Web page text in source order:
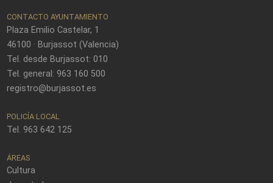
CONTACTO AYUNTAMIENTO
Plaza Emilio Castelar, 1
46100 · Burjassot (Valencia)
Tel. desde Burjassot: 010
Tel. general: 963 160 500
registro@burjassot.es
POLICÍA LOCAL
Tel. 963 642 125
ÁREAS
Cultura